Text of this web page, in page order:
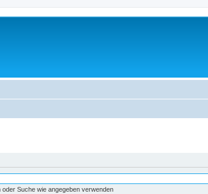
Suche wie angegeben verwenden